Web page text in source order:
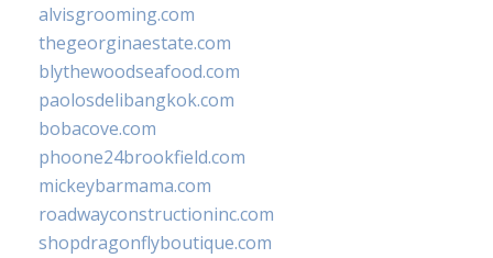
alvisgrooming.com
thegeorginaestate.com
blythewoodseafood.com
paolosdelibangkok.com
bobacove.com
phoone24brookfield.com
mickeybarmama.com
roadwayconstructioninc.com
shopdragonflyboutique.com